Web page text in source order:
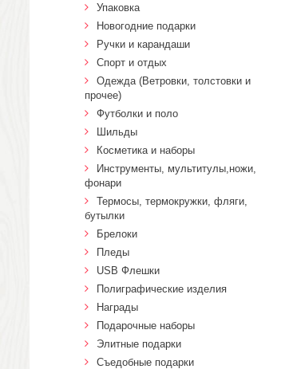
Упаковка
Новогодние подарки
Ручки и карандаши
Спорт и отдых
Одежда (Ветровки, толстовки и
прочее)
Футболки и поло
Шильды
Косметика и наборы
Инструменты, мультитулы,ножи,
фонари
Термосы, термокружки, фляги,
бутылки
Брелоки
Пледы
USB Флешки
Полиграфические изделия
Награды
Подарочные наборы
Элитные подарки
Cъедобные подарки